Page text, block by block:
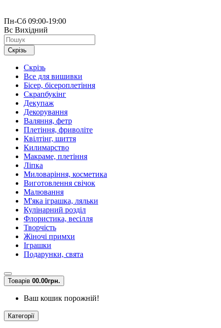
Пн-Сб 09:00-19:00
Вс Вихідний
Скрізь
Скрізь
Все для вишивки
Бісер, бісероплетіння
Скрапбукінг
Декупаж
Декорування
Валяння, фетр
Плетіння, фриволіте
Квілтінг, шиття
Килимарство
Макраме, плетіння
Ліпка
Миловаріння, косметика
Виготовлення свічок
Малювання
М'яка іграшка, ляльки
Кулінарний розділ
Флористика, весілля
Творчість
Жіночі примхи
Іграшки
Подарунки, свята
Товарів 00.00грн.
Ваш кошик порожній!
Категорії